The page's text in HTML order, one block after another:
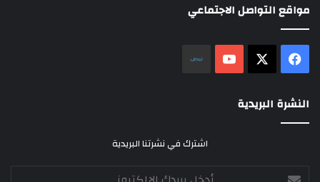
مواقع التواصل الاجتماعي
فيسبوك ‫YouTube
النشرة البريدية
اشترك في نشرتنا البريدية
أدخل